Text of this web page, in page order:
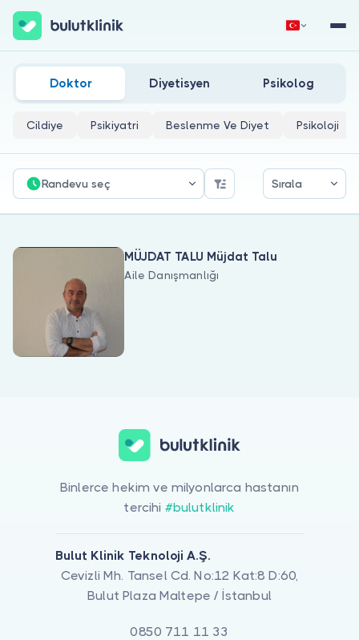
Doktorlar için
Doktor musunuz?
Hemen Kaydol Giriş Yap
Aile İçi Güven Sorunları Doktorları
Doktor Diyetisyen Psikolog
Cildiye Psikiyatri Beslenme Ve Diyet Psikoloji
Randevu seç Sırala
MÜJDAT TALU Müjdat Talu
Aile Danışmanlığı
Binlerce hekim ve milyonlarca hastanın
tercihi #bulutklinik
Bulut Klinik Teknoloji A.Ş.
Cevizli Mh. Tansel Cd. No:12 Kat:8 D:60,
Bulut Plaza Maltepe / İstanbul
0850 711 11 33